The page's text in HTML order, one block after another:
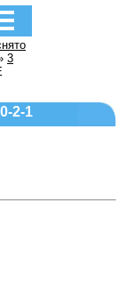
3
2-1